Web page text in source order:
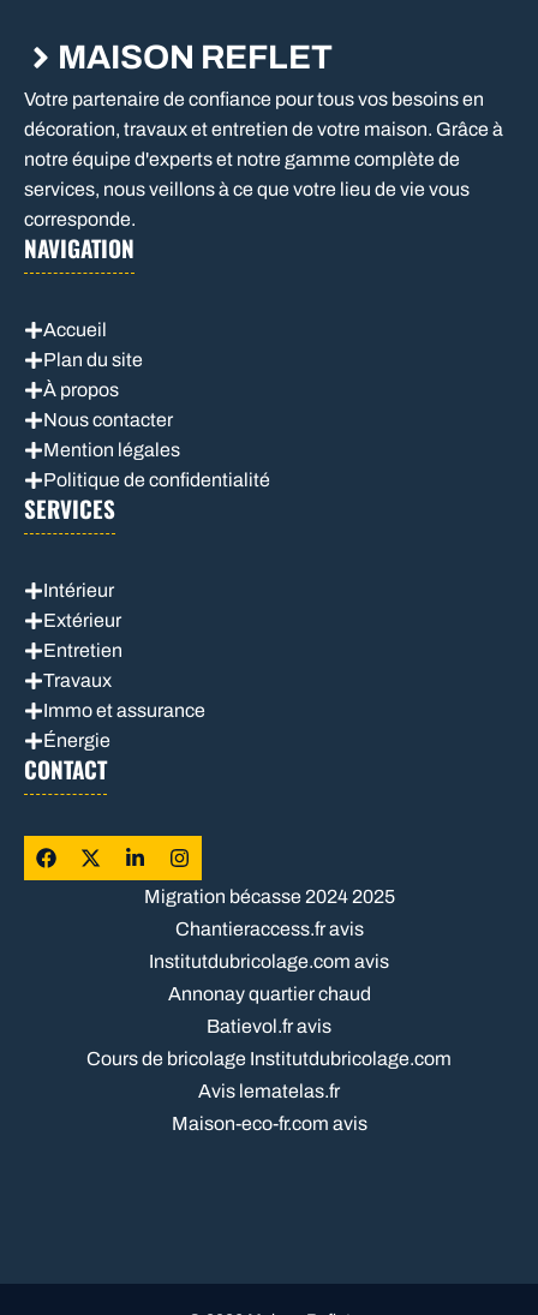
MAISON REFLET
Votre partenaire de confiance pour tous vos besoins en
décoration, travaux et entretien de votre maison. Grâce à
notre équipe d'experts et notre gamme complète de
services, nous veillons à ce que votre lieu de vie vous
corresponde.
NAVIGATION
Accueil
Plan du site
À propos
Nous contacter
Mention légales
Politique de confidentialité
SERVICES
Intérieur
Extérieur
Entretien
Travaux
Immo et assurance
Énergie
CONTACT
Migration bécasse 2024 2025
Chantieraccess.fr avis
Institutdubricolage.com avis
Annonay quartier chaud
Batievol.fr avis
Cours de bricolage Institutdubricolage.com
Avis lematelas.fr
Maison-eco-fr.com avis